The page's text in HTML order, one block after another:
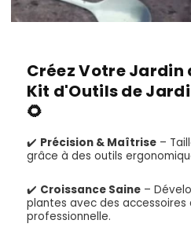
Créez Votre Jardin
Kit d'Outils de
🌻
✔️ Précision & Maîtrise–
grâce à des outils
✔️ Croissance Saine–
plantes avec des accessoires
professionnelle.